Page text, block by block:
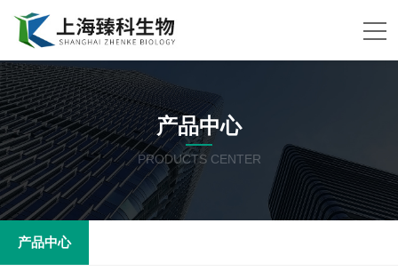
产品中心
PRODUCTS CENTER
产品中心